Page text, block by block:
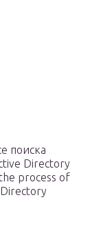
поиска
Directory
process of